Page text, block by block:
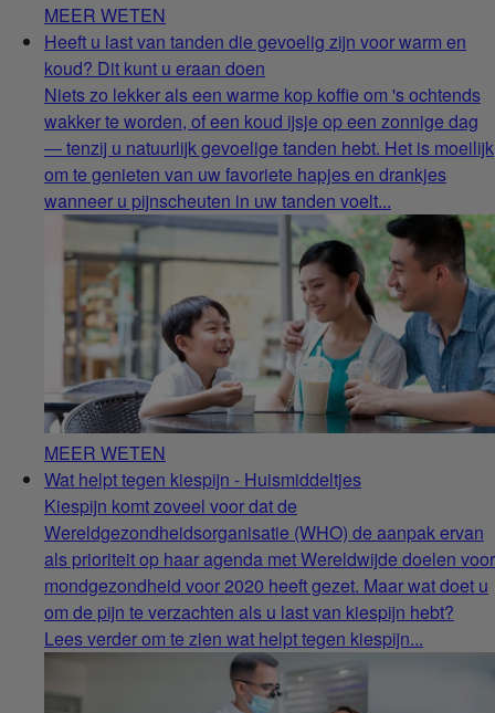
MEER WETEN
Heeft u last van tanden die gevoelig zijn voor warm en
koud? Dit kunt u eraan doen
Niets zo lekker als een warme kop koffie om 's ochtends
wakker te worden, of een koud ijsje op een zonnige dag
― tenzij u natuurlijk gevoelige tanden hebt. Het is moeilijk
om te genieten van uw favoriete hapjes en drankjes
wanneer u pijnscheuten in uw tanden voelt...
MEER WETEN
Wat helpt tegen kiespijn - Huismiddeltjes
Kiespijn komt zoveel voor dat de
Wereldgezondheidsorganisatie (WHO) de aanpak ervan
als prioriteit op haar agenda met Wereldwijde doelen voor
mondgezondheid voor 2020 heeft gezet. Maar wat doet u
om de pijn te verzachten als u last van kiespijn hebt?
Lees verder om te zien wat helpt tegen kiespijn...